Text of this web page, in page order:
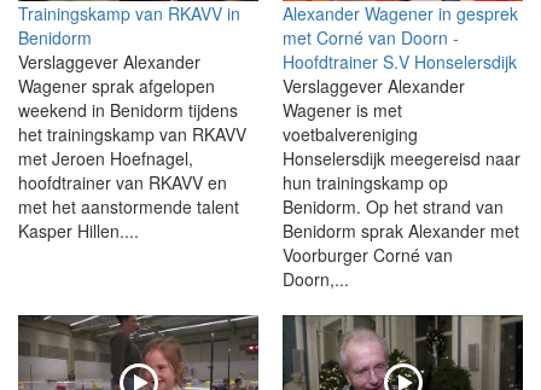
Trainingskamp van RKAVV in
Benidorm
Verslaggever Alexander
Wagener sprak afgelopen
weekend in Benidorm tijdens
het trainingskamp van RKAVV
met Jeroen Hoefnagel,
hoofdtrainer van RKAVV en
met het aanstormende talent
Kasper Hillen....
Alexander Wagener in gesprek
met Corné van Doorn -
Hoofdtrainer S.V Honselersdijk
Verslaggever Alexander
Wagener is met
voetbalvereniging
Honselersdijk meegereisd naar
hun trainingskamp op
Benidorm. Op het strand van
Benidorm sprak Alexander met
Voorburger Corné van
Doorn,...